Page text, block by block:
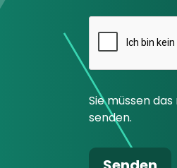
Sie müssen
senden.